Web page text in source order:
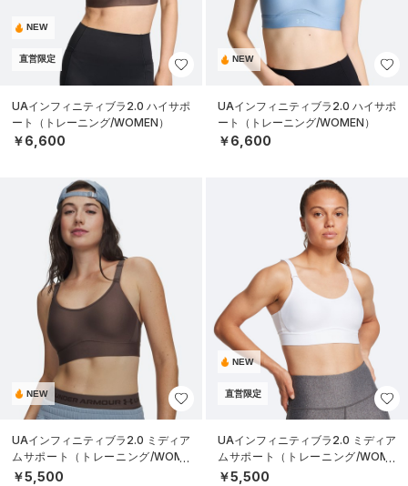
NEW
直営限定
UAインフィニティブラ2.0 ハイサポ
ート（トレーニング/WOMEN）
￥6,600
NEW
UAインフィニティブラ2.0 ハイサポ
ート（トレーニング/WOMEN）
￥6,600
NEW
UAインフィニティブラ2.0 ミディア
ムサポート（トレーニング/WOME
N）
￥5,500
NEW
直営限定
UAインフィニティブラ2.0 ミディア
ムサポート（トレーニング/WOME
N）
￥5,500